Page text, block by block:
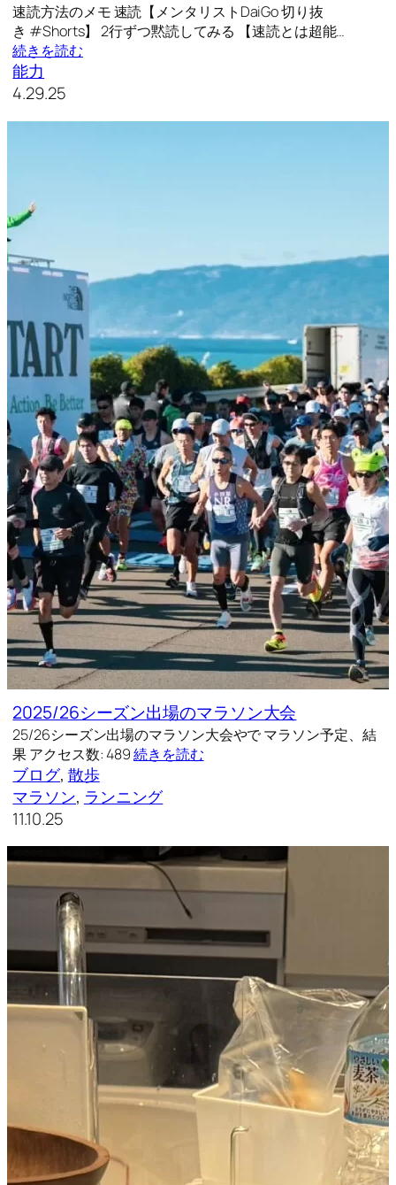
速読方法のメモ 速読【メンタリストDaiGo 切り抜
き #Shorts】 2行ずつ黙読してみる 【速読とは超能…
続きを読む
能力
4.29.25
2025/26シーズン出場のマラソン大会
25/26シーズン出場のマラソン大会やで マラソン予定、結
果 アクセス数: 489続きを読む
ブログ, 散歩
マラソン, ランニング
11.10.25